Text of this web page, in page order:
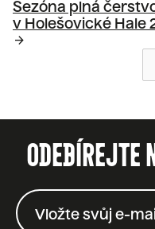
Sezóna plná
v Holešovické Hale
arrow_forward
ODEBÍREJTE